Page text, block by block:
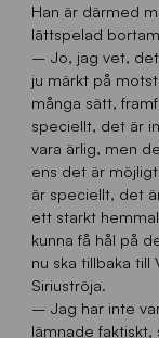
Han är därmed
lättspelad
– Jo, jag vet, det
ju märkt på
många sätt,
speciellt, det är
vara ärlig, men
ens det är
är speciellt, det
ett starkt
kunna få hål på
nu ska tillbaka till
Siriuströja.
– Jag har inte
lämnade